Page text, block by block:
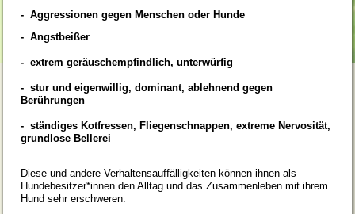
- Aggressionen gegen Menschen oder Hunde
- Angstbeißer
- extrem geräuschempfindlich, unterwürfig
- stur und eigenwillig, dominant, ablehnend gegen
Berührungen
- ständiges Kotfressen, Fliegenschnappen, extreme Nervosität,
grundlose Bellerei
Diese und andere Verhaltensauffälligkeiten können ihnen als
Hundebesitzer*innen den Alltag und das Zusammenleben mit ihrem
Hund sehr erschweren.